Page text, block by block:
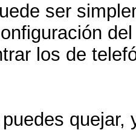
ser
los de
quejar,